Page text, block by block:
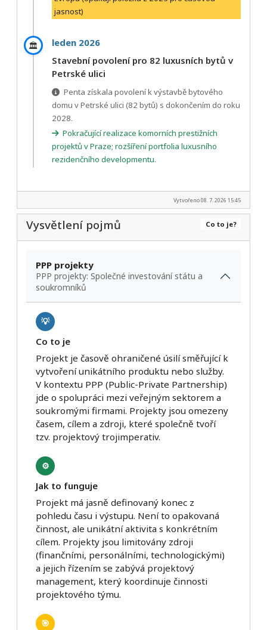
jasnost)
🏛️
leden 2026
Stavební povolení pro 82 luxusních bytů v
Petrské ulici
Penta získala povolení k výstavbě bytového
domu v Petrské ulici (82 bytů) s dokončením do roku
2028.
Pokračující realizace komorních prestižních
projektů v Praze; rozšíření portfolia luxusního
rezidenčního developmentu.
Vytvořeno 08. 7. 2026 15:45
Co to je?
Vysvětlení pojmů
PPP projekty
PPP projekty: Společné investování státu a
soukromníků
💡
Co to je
Projekt je časově ohraničené úsilí směřující k
vytvoření unikátního produktu nebo služby.
V kontextu PPP (Public-Private Partnership)
jde o spolupráci mezi veřejným sektorem a
soukromými firmami. Projekty jsou omezeny
časem, cílem a zdroji, které společně tvoří
tzv. projektový trojimperativ.
⚙️
Jak to funguje
Projekt má jasně definovaný konec z
pohledu času i výstupu. Není to opakovaná
činnost, ale unikátní aktivita s konkrétním
cílem. Projekty jsou limitovány zdroji
(finančními, personálními, technologickými)
a jejich řízením se zabývá projektový
management, který koordinuje činnosti
projektového týmu.
🎯